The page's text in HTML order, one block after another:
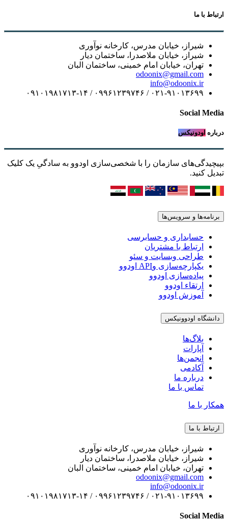
ارتباط با ما
شیراز، خیابان مدرس، کارخانه نوآوری
شیراز، خیابان ملاصدرا، ساختمان دیار
تهران، خیابان امام خمینی، ساختمان البان
odoonix@gmail.com
info@odoonix.ir
۰۲۱-۹۱۰۱۳۶۹۹ / ۰۹۹۶۱۲۳۹۷۴۶ / ۰۹۱۰۱۹۸۱۷۱۳-۱۴
Social Media
درباره اودونیکس
بپیچیدگی‌های سازمان را با شخصی‌سازی اودوو به سادگیِ یک کلیک
تبدیل کنید.
برنامه‌ها و سرویس‌ها
حسابداری و حسابرسی
ارتباط با مشتریان
طراحی وبسایت و سئو
یکپارچه‌سازی وAPI اودوو
پیاده‌سازی اودوو
ارتقاء اودوو
آموزش اودوو
دانشگاه اودوونیکس
بلاگ‌ها
آپارات
انجمن‌ها
آکادمی
درباره ما
تماس با ما
همکار با ما
ارتباط با ما
شیراز، خیابان مدرس، کارخانه نوآوری
شیراز، خیابان ملاصدرا، ساختمان دیار
تهران، خیابان امام خمینی، ساختمان البان
odoonix@gmail.com
info@odoonix.ir
۰۲۱-۹۱۰۱۳۶۹۹ / ۰۹۹۶۱۲۳۹۷۴۶ / ۰۹۱۰۱۹۸۱۷۱۳-۱۴
Social Media